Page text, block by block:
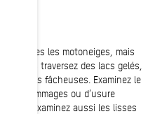
toutes les motoneiges, mais
si vous traversez des lacs gelés,
fâcheuses. Examinez le
dommages ou d’usure
Examinez aussi les lisses